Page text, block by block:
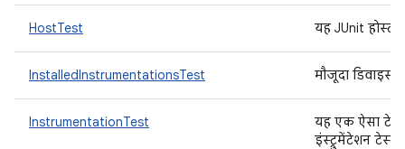
HostTest यह JUnit होस्ट
InstalledInstrumentationsTest मौजूदा डिवाइस
InstrumentationTest
यह एक ऐसा टेस्ट
इंस्ट्रुमेंटेशन